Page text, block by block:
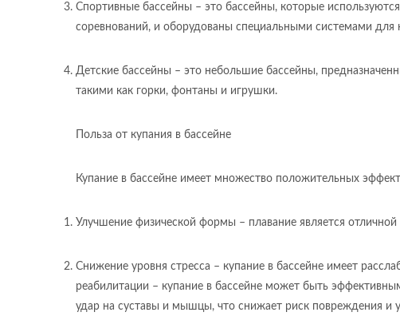
Спортивные бассейны – это бассейны, которые
соревнований, и оборудованы специальными системами для
Детские бассейны – это небольшие бассейны,
такими как горки, фонтаны и игрушки.
Польза от купания в бассейне
Купание в бассейне имеет множество положительных
Улучшение физической формы – плавание является
Снижение уровня стресса – купание в бассейне имеет
реабилитации – купание в бассейне может быть
удар на суставы и мышцы, что снижает риск повреждения и